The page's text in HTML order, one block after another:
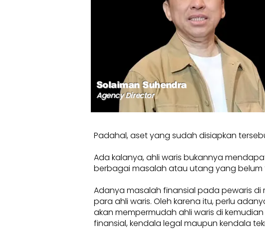
Agency Director
Solaiman Suhendra
Padahal, aset yang sudah disiapkan
Ada kalanya, ahli waris bukannya
berbagai masalah atau utang yang belum
Adanya masalah finansial pada pewaris
para ahli waris. Oleh karena itu, perlu
akan mempermudah ahli waris di
finansial, kendala legal maupun kendala